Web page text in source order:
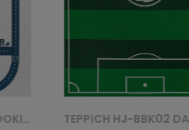
TEPPICH HJ-BBK04 SNOOKI BBK - BEŻOWY